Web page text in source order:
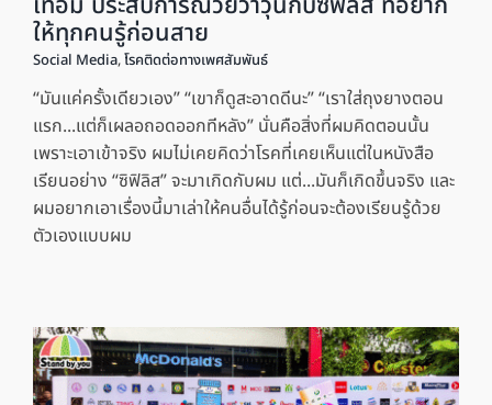
ให้ทุกคนรู้ก่อนสาย
Social Media,โรคติดต่อทางเพศสัมพันธ์
“มันแค่ครั้งเดียวเอง” “เขาก็ดูสะอาดดีนะ” “เราใส่ถุงยางตอน
แรก...แต่ก็เผลอถอดออกทีหลัง” นั่นคือสิ่งที่ผมคิดตอนนั้น
เพราะเอาเข้าจริง ผมไม่เคยคิดว่าโรคที่เคยเห็นแต่ในหนังสือ
เรียนอย่าง “ซิฟิลิส” จะมาเกิดกับผม แต่...มันก็เกิดขึ้นจริง และ
ผมอยากเอาเรื่องนี้มาเล่าให้คนอื่นได้รู้ก่อนจะต้องเรียนรู้ด้วย
ตัวเองแบบผม